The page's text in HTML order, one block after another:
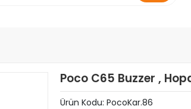
Poco C65 Buzzer ,
Ürün Kodu: PocoKar.86